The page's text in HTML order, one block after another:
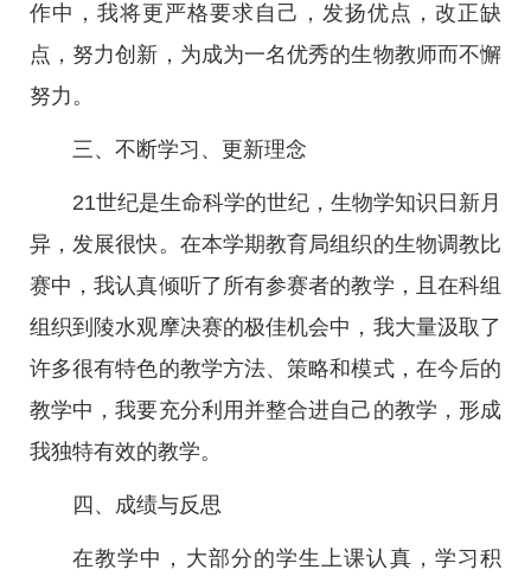
作中，我将更严格要求自己，发扬优点，改正缺
点，努力创新，为成为一名优秀的生物教师而不懈
努力。
三、不断学习、更新理念
21世纪是生命科学的世纪，生物学知识日新月
异，发展很快。在本学期教育局组织的生物调教比
赛中，我认真倾听了所有参赛者的教学，且在科组
组织到陵水观摩决赛的极佳机会中，我大量汲取了
许多很有特色的教学方法、策略和模式，在今后的
教学中，我要充分利用并整合进自己的教学，形成
我独特有效的教学。
四、成绩与反思
在教学中，大部分的学生上课认真，学习积